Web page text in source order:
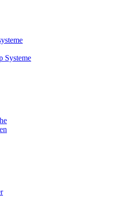
Systeme